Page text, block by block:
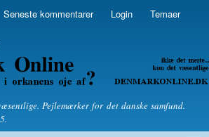
Skip to
Seneste kommentarer Login Temaer
- blognyheder om politik
Pejlemærker for det danske samfund.